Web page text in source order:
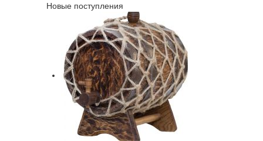
Новые поступления